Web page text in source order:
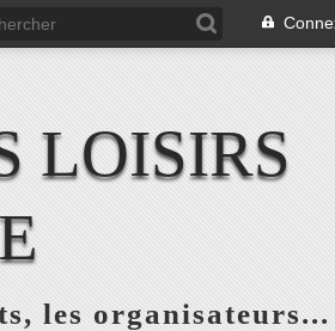
LOISIRS
les organisateurs...